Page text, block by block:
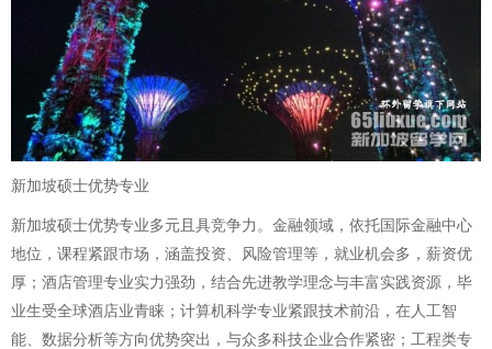
新加坡硕士优势专业
新加坡硕士优势专业多元且具竞争力。金融领域，依托国际金融中心
地位，课程紧跟市场，涵盖投资、风险管理等，就业机会多，薪资优
厚；酒店管理专业实力强劲，结合先进教学理念与丰富实践资源，毕
业生受全球酒店业青睐；计算机科学专业紧跟技术前沿，在人工智
能、数据分析等方向优势突出，与众多科技企业合作紧密；工程类专